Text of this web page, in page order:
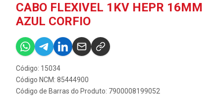
CABO FLEXIVEL 1KV HEPR 16MM
AZUL CORFIO
Código: 15034
Código NCM: 85444900
Código de Barras do Produto: 7900008199052